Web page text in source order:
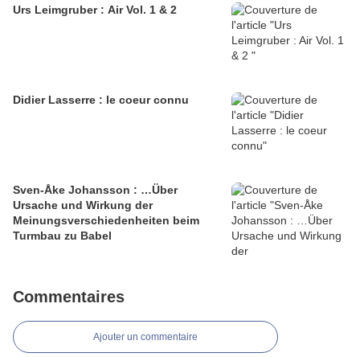
Urs Leimgruber : Air Vol. 1 & 2
Didier Lasserre : le coeur connu
Sven-Åke Johansson : …Über
Ursache und Wirkung der
Meinungsverschiedenheiten beim
Turmbau zu Babel
Commentaires
Ajouter un commentaire